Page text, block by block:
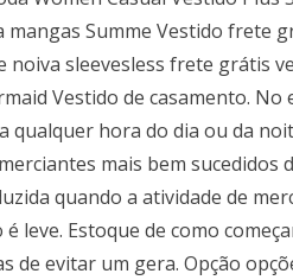
Summe Vestido frete
noiva sleevesless frete grátis
Vestido de casamento. No
qualquer hora do dia ou da
mais bem sucedidos
quando a atividade de
leve. Estoque de como
de evitar um gera. Opção